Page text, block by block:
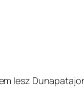
lesz